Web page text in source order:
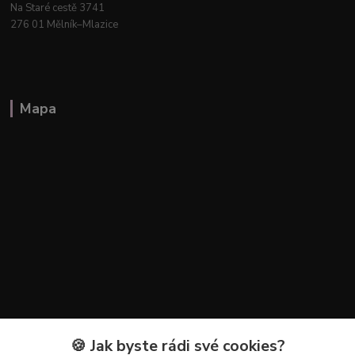
Na Staré cestě 3741
276 01 Mělník–Mlazice
Mapa
Kontakty🍪 Jak byste rádi své cookies?